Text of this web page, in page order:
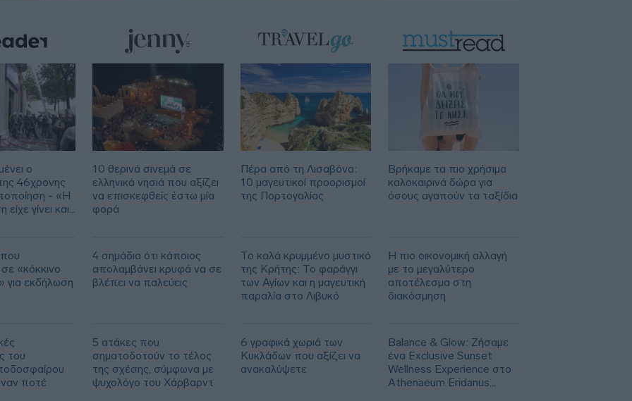
διαδικασίες πρόσληψης καθηγητών
Συνάντηση Ζελένσκι με Βούτσιτς -
Θέματα οικονομίας και ασφάλειας στο
επίκεντρο
23:32
Άγκυρα: Η συμφωνία με Πακιστάν και
Σαουδική Αραβία δεν παραβιάζει το
ΝΑΤΟ
23:17 Η καλύτερη εβδομάδα από τον Απρίλιο
στη Wall Street - Νέο ρεκόρ για S&P
500
23:03 Η Ισπανία ξεκινά ελέγχους στους
ο
46χρονης
- «Η
είχε γίνει και
«κόκκινο
για εκδήλωση
του
ποτέ
10 θερινά σινεμά σε
ελληνικά νησιά που αξίζει
να επισκεφθείς έστω μία
φορά
4 σημάδια ότι κάποιος
απολαμβάνει κρυφά να σε
βλέπει να παλεύεις
5 ατάκες που
σηματοδοτούν το τέλος
της σχέσης, σύμφωνα με
ψυχολόγο του Χάρβαρντ
Πέρα από τη Λισαβόνα:
10 μαγευτικοί προορισμοί
της Πορτογαλίας
Το καλά κρυμμένο μυστικό
της Κρήτης: Το φαράγγι
των Αγίων και η μαγευτική
παραλία στο Λιβυκό
6 γραφικά χωριά των
Κυκλάδων που αξίζει να
ανακαλύψετε
Βρήκαμε τα πιο χρήσιμα
καλοκαιρινά δώρα για
όσους αγαπούν τα ταξίδια
Η πιο οικονομική αλλαγή
με το μεγαλύτερο
αποτέλεσμα στη
διακόσμηση
Balance & Glow: Ζήσαμε
ένα Exclusive Sunset
Wellness Experience στο
Athenaeum Eridanus